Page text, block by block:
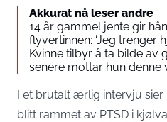
Akkurat nå leser andre
14 år gammel jente gir
flyvertinnen: ‘Jeg trenger
Kvinne tilbyr å ta bilde av
senere mottar hun denne
I et brutalt ærlig intervju sier
blitt rammet av PTSD i